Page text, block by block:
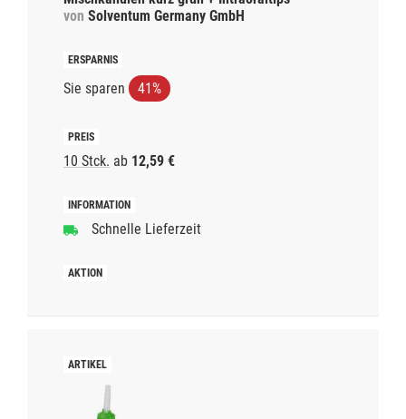
von Solventum Germany GmbH
Sie sparen 41%
10 Stck. ab 12,59 €
Schnelle Lieferzeit